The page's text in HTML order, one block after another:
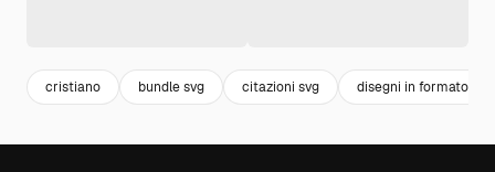
cristiano bundle svg citazioni svg disegni in formato svg